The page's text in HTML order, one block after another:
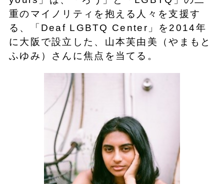
重のマイノリティを抱える人々を支援す
る、「Deaf LGBTQ Center」を2014年
に大阪で設立した、山本芙由美（やまもと
ふゆみ）さんに焦点を当てる。